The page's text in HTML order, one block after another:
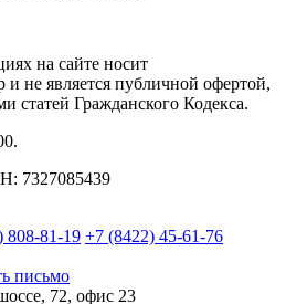
на сайте носит
и не является публичной офертой,
статей Гражданского Кодекса.
7327085439
808-81-19 +7 (8422) 45-61-76
письмо
72, офис 23